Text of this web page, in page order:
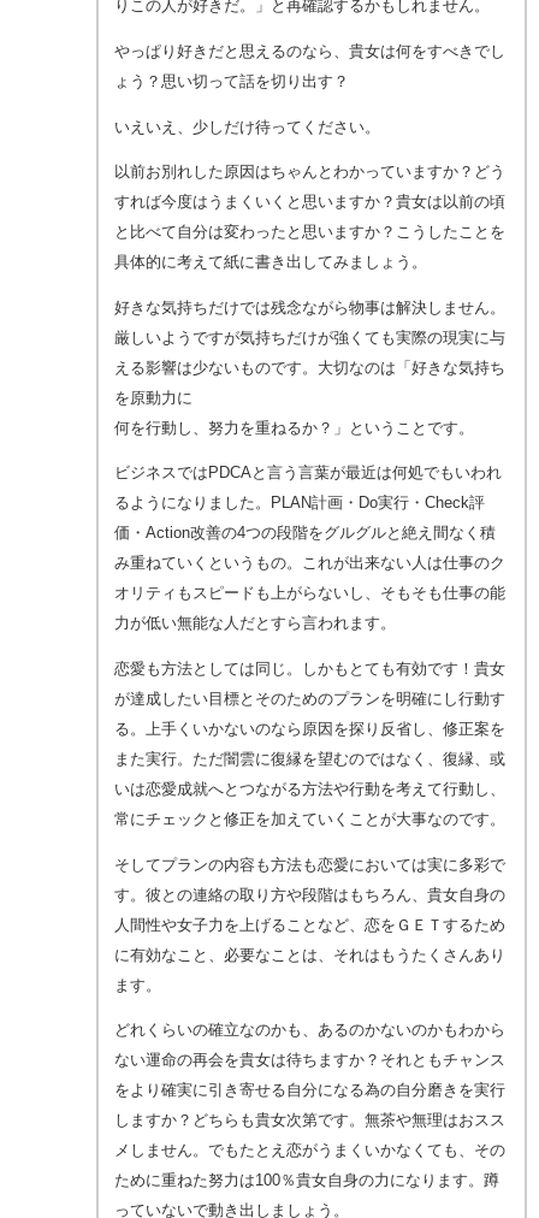
りこの人が好きだ。」と再確認するかもしれません。
やっぱり好きだと思えるのなら、貴女は何をすべきでし
ょう？思い切って話を切り出す？
いえいえ、少しだけ待ってください。
以前お別れした原因はちゃんとわかっていますか？どう
すれば今度はうまくいくと思いますか？貴女は以前の頃
と比べて自分は変わったと思いますか？こうしたことを
具体的に考えて紙に書き出してみましょう。
好きな気持ちだけでは残念ながら物事は解決しません。
厳しいようですが気持ちだけが強くても実際の現実に与
える影響は少ないものです。大切なのは「好きな気持ち
を原動力に
何を行動し、努力を重ねるか？」ということです。
ビジネスではPDCAと言う言葉が最近は何処でもいわれ
るようになりました。PLAN計画・Do実行・Check評
価・Action改善の4つの段階をグルグルと絶え間なく積
み重ねていくというもの。これが出来ない人は仕事のク
オリティもスピードも上がらないし、そもそも仕事の能
力が低い無能な人だとすら言われます。
恋愛も方法としては同じ。しかもとても有効です！貴女
が達成したい目標とそのためのプランを明確にし行動す
る。上手くいかないのなら原因を探り反省し、修正案を
また実行。ただ闇雲に復縁を望むのではなく、復縁、或
いは恋愛成就へとつながる方法や行動を考えて行動し、
常にチェックと修正を加えていくことが大事なのです。
そしてプランの内容も方法も恋愛においては実に多彩で
す。彼との連絡の取り方や段階はもちろん、貴女自身の
人間性や女子力を上げることなど、恋をＧＥＴするため
に有効なこと、必要なことは、それはもうたくさんあり
ます。
どれくらいの確立なのかも、あるのかないのかもわから
ない運命の再会を貴女は待ちますか？それともチャンス
をより確実に引き寄せる自分になる為の自分磨きを実行
しますか？どちらも貴女次第です。無茶や無理はおスス
メしません。でもたとえ恋がうまくいかなくても、その
ために重ねた努力は100％貴女自身の力になります。蹲
っていないで動き出しましょう。